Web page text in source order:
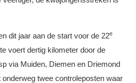
dit jaar aan de start voor de 22e
voert dertig kilometer door de
via Muiden, Diemen en Driemond
twee controleposten waar